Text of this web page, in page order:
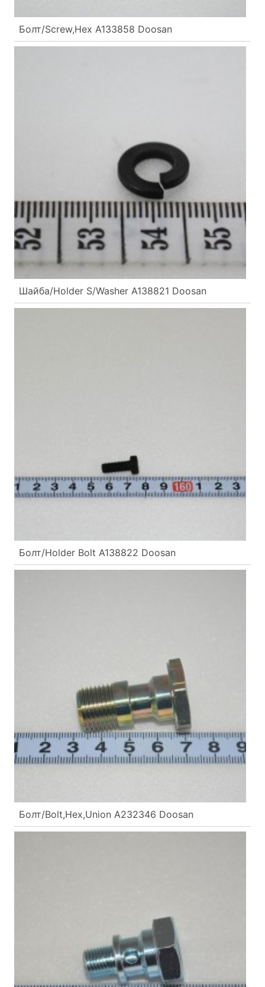
Болт/Screw,Hex A133858 Doosan
Шайба/Holder S/Washer A138821 Doosan
Болт/Holder Bolt A138822 Doosan
Болт/Bolt,Hex,Union A232346 Doosan